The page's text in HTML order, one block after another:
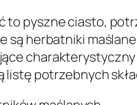
to pyszne ciasto,
są herbatniki
listę potrzebnych